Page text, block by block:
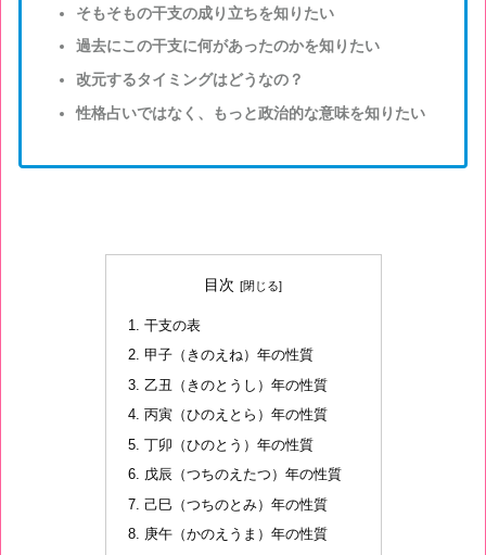
そもそもの干支の成り立ちを知りたい
過去にこの干支に何があったのかを知りたい
改元するタイミングはどうなの？
性格占いではなく、もっと政治的な意味を知りたい
目次
干支の表
甲子（きのえね）年の性質
乙丑（きのとうし）年の性質
丙寅（ひのえとら）年の性質
丁卯（ひのとう）年の性質
戊辰（つちのえたつ）年の性質
己巳（つちのとみ）年の性質
庚午（かのえうま）年の性質